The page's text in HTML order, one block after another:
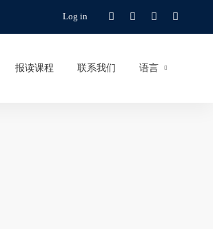
Log in
报读课程 联系我们 语言